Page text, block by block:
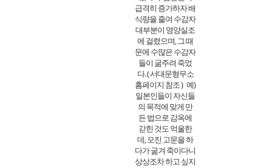
급격히 증가하자 배
식량을 줄여 수감자
대부분이 영양실조
에 걸렸으며, 그 때
문에 수많은 수감자
들이 굶주려 죽었
다. ( 서대문형무소
홈페이지 참조 )예)
일본인들이 자신들
의 목적에 맞게 만
든 법으로 감옥에
갇힌 것도 억울한
데, 모진 고문을 하
다가 굶겨 죽이다니
상상조차 하고 싶지